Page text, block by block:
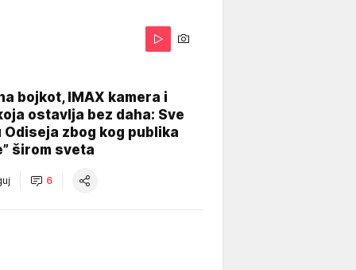
bojkot, IMAX kamera i
ostavlja bez daha: Sve
Odiseja zbog kog publika
širom sveta
6